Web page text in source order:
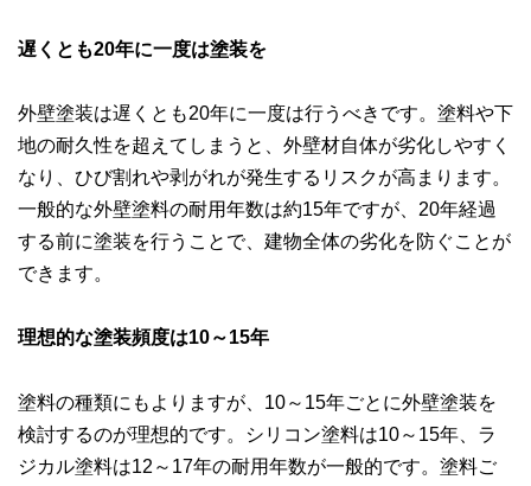
遅くとも20年に一度は塗装を
外壁塗装は遅くとも20年に一度は行うべきです。塗料や下
地の耐久性を超えてしまうと、外壁材自体が劣化しやすく
なり、ひび割れや剥がれが発生するリスクが高まります。
一般的な外壁塗料の耐用年数は約15年ですが、20年経過
する前に塗装を行うことで、建物全体の劣化を防ぐことが
できます。
理想的な塗装頻度は10～15年
塗料の種類にもよりますが、10～15年ごとに外壁塗装を
検討するのが理想的です。シリコン塗料は10～15年、ラ
ジカル塗料は12～17年の耐用年数が一般的です。塗料ご